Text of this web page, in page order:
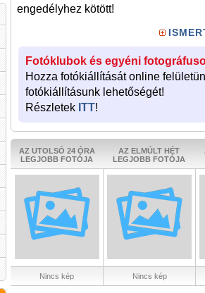
engedélyhez kötött!
Fotóklubok és egyéni
Hozza fotókiállítását online
fotókiállításunk lehetőségét!
Részletek ITT!
AZ UTOLSÓ 24 ÓRA
LEGJOBB FOTÓJA
AZ ELMÚLT HÉT
LEGJOBB FOTÓJA
Nincs kép Nincs kép